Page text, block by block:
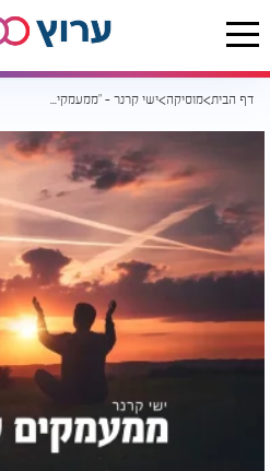
דף הבית מוסיקה ישי קרנר - "ממעמקים קראתיך"